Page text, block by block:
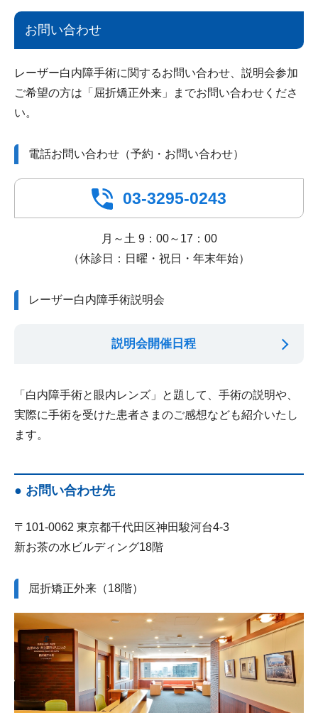
お問い合わせ
レーザー白内障手術に関するお問い合わせ、説明会参加
ご希望の方は「屈折矯正外来」までお問い合わせくださ
い。
電話お問い合わせ（予約・お問い合わせ）
03-3295-0243
月～土 9：00～17：00
（休診日：日曜・祝日・年末年始）
レーザー白内障手術説明会
説明会開催日程
「白内障手術と眼内レンズ」と題して、手術の説明や、
実際に手術を受けた患者さまのご感想なども紹介いたし
ます。
● お問い合わせ先
〒101-0062 東京都千代田区神田駿河台4-3
新お茶の水ビルディング18階
屈折矯正外来（18階）